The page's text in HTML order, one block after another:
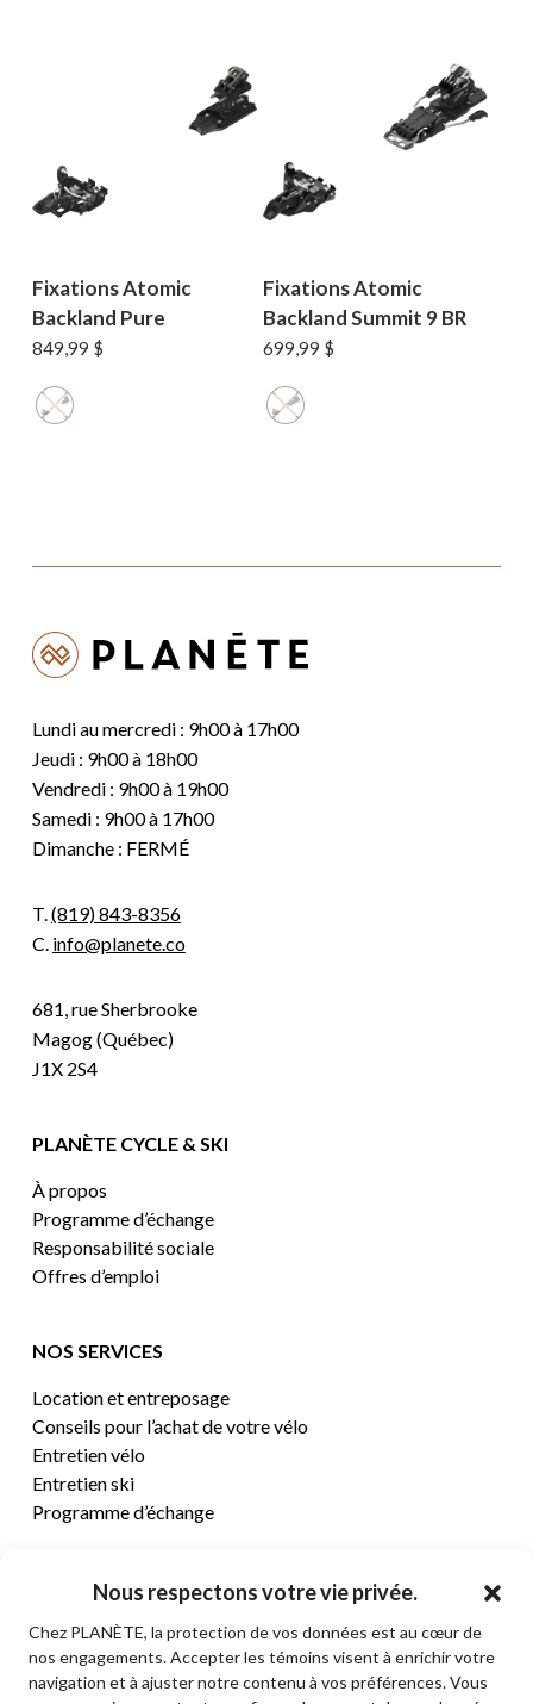
Nous respectons votre vie privée.
Chez PLANÈTE, la protection de vos données est au cœur de
nos engagements. Accepter les témoins visent à enrichir votre
navigation et à ajuster notre contenu à vos préférences. Vous
Fixations Atomic
Backland Pure
849,99 $
Fixations Atomic
Backland Summit 9 BR
699,99 $
Lundi au mercredi : 9h00 à 17h00
Jeudi : 9h00 à 18h00
Vendredi : 9h00 à 19h00
Samedi : 9h00 à 17h00
Dimanche : FERMÉ
T.(819) 843-8356
C. info@planete.co
681, rue Sherbrooke
Magog (Québec)
J1X 2S4
PLANÈTE CYCLE & SKI
À propos
Programme d’échange
Responsabilité sociale
Offres d’emploi
NOS SERVICES
Location et entreposage
Conseils pour l’achat de votre vélo
Entretien vélo
Entretien ski
Programme d’échange
CENTRE D’AIDE
Termes et conditions de vente
Retours et remboursements
Politique de confidentialité